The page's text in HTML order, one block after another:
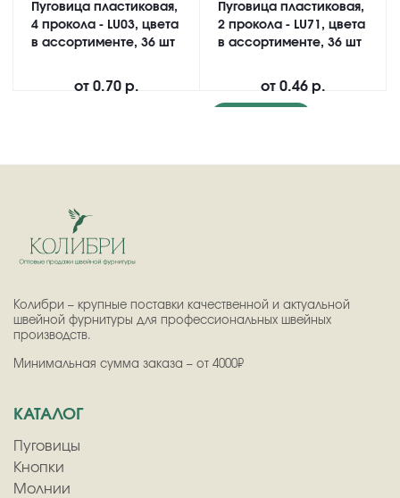
Пуговица пластиковая,
4 прокола - LU03, цвета
в ассортименте, 36 шт
от 0.70 р.
Пуговица пластиковая,
2 прокола - LU71, цвета
в ассортименте, 36 шт
от 0.46 р.
Колибри – крупные поставки качественной и актуальной
швейной фурнитуры для профессиональных швейных
производств.
Минимальная сумма заказа – от 4000₽
КАТАЛОГ
Пуговицы
Кнопки
Молнии